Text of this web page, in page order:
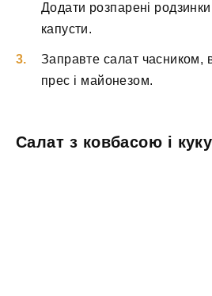
Додати розпарені
капусти.
Заправте салат часником,
прес і майонезом.
Салат з ковбасою і